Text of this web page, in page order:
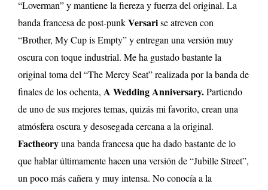
“Loverman” y mantiene la fiereza y fuerza del original. La
banda francesa de post-punkVersarise atreven con
“Brother, My Cup is Empty” y entregan una versión muy
oscura con toque industrial. Me ha gustado bastante la
original toma del “The Mercy Seat” realizada por la banda de
finales de los ochenta, A Wedding Anniversary.Partiendo
de uno de sus mejores temas, quizás mi favorito, crean una
atmósfera oscura y desosegada cercana a la original.
Factheoryuna banda francesa que ha dado bastante de lo
que hablar últimamente hacen una versión de “Jubille Street”,
un poco más cañera y muy intensa. No conocía a la